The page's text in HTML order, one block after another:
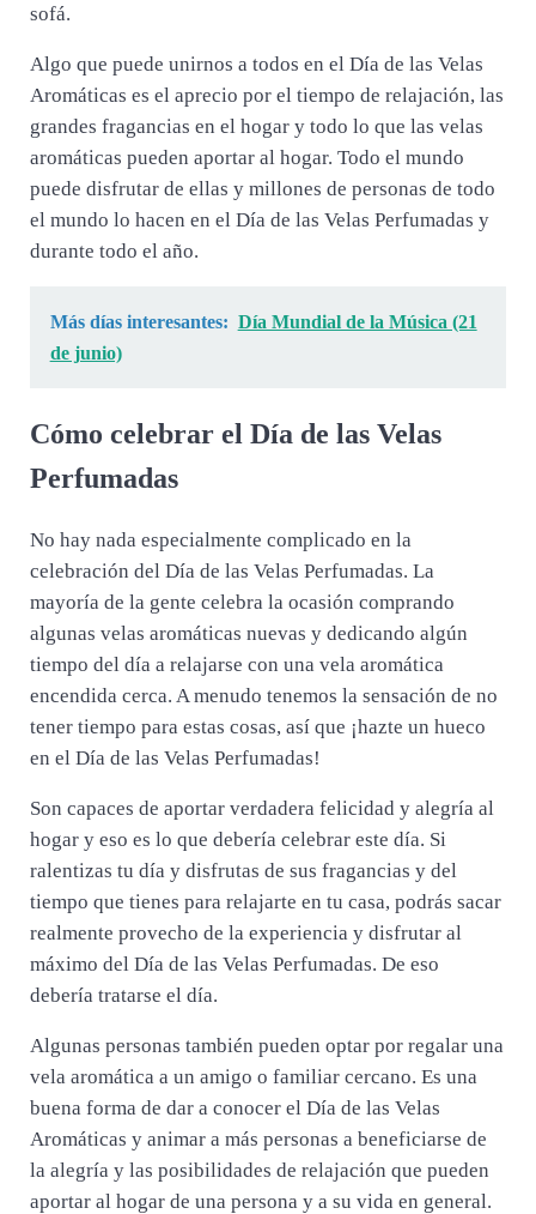
sofá.
Algo que puede unirnos a todos en el Día de las Velas
Aromáticas es el aprecio por el tiempo de relajación, las
grandes fragancias en el hogar y todo lo que las velas
aromáticas pueden aportar al hogar. Todo el mundo
puede disfrutar de ellas y millones de personas de todo
el mundo lo hacen en el Día de las Velas Perfumadas y
durante todo el año.
Más días interesantes: Día Mundial de la Música (21
de junio)
Cómo celebrar el Día de las Velas
Perfumadas
No hay nada especialmente complicado en la
celebración del Día de las Velas Perfumadas. La
mayoría de la gente celebra la ocasión comprando
algunas velas aromáticas nuevas y dedicando algún
tiempo del día a relajarse con una vela aromática
encendida cerca. A menudo tenemos la sensación de no
tener tiempo para estas cosas, así que ¡hazte un hueco
en el Día de las Velas Perfumadas!
Son capaces de aportar verdadera felicidad y alegría al
hogar y eso es lo que debería celebrar este día. Si
ralentizas tu día y disfrutas de sus fragancias y del
tiempo que tienes para relajarte en tu casa, podrás sacar
realmente provecho de la experiencia y disfrutar al
máximo del Día de las Velas Perfumadas. De eso
debería tratarse el día.
Algunas personas también pueden optar por regalar una
vela aromática a un amigo o familiar cercano. Es una
buena forma de dar a conocer el Día de las Velas
Aromáticas y animar a más personas a beneficiarse de
la alegría y las posibilidades de relajación que pueden
aportar al hogar de una persona y a su vida en general.